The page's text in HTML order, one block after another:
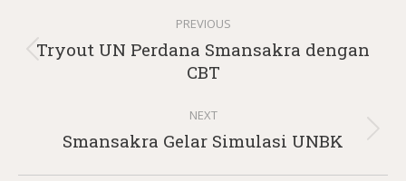
navigation
PREVIOUS
Previous
post:
Tryout UN Perdana Smansakra dengan
CBT
NEXT
Next
Smansakra Gelar Simulasi UNBK